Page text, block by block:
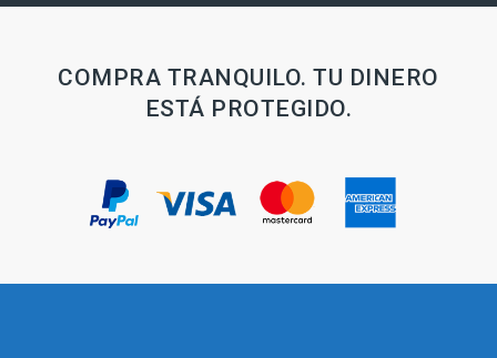
COMPRA TRANQUILO. TU DINERO
ESTÁ PROTEGIDO.